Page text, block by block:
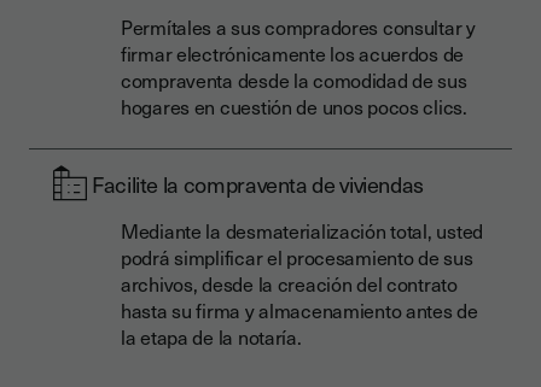
Permítales a sus compradores consultar y
firmar electrónicamente los acuerdos de
compraventa desde la comodidad de sus
hogares en cuestión de unos pocos clics.
Facilite la compraventa de viviendas
Mediante la desmaterialización total, usted
podrá simplificar el procesamiento de sus
archivos, desde la creación del contrato
hasta su firma y almacenamiento antes de
la etapa de la notaría.